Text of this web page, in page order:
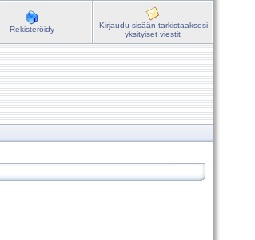
Rekisteröidy
Kirjaudu sisään tarkistaaksesi
yksityiset viestit